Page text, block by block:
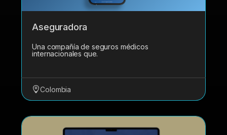
Aseguradora
Una compañía de seguros médicos
internacionales que.
Colombia